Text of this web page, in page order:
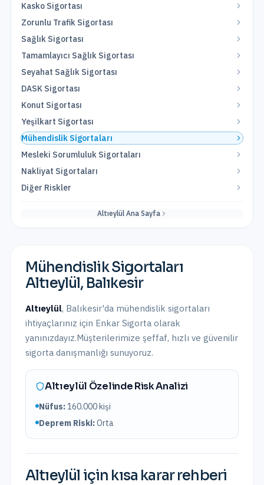
Kasko Sigortası
Zorunlu Trafik Sigortası
Sağlık Sigortası
Tamamlayıcı Sağlık Sigortası
Seyahat Sağlık Sigortası
DASK Sigortası
Konut Sigortası
Yeşilkart Sigortası
Mühendislik Sigortaları
Mesleki Sorumluluk Sigortaları
Nakliyat Sigortaları
Diğer Riskler
AltıeylülAna Sayfa
Mühendislik Sigortaları
Altıeylül, Balıkesir
Altıeylül, Balıkesir'da mühendislik sigortaları
ihtiyaçlarınız için Enkar Sigorta olarak
yanınızdayız.Müşterilerimize şeffaf, hızlı ve güvenilir
sigorta danışmanlığı sunuyoruz.
Altıeylül Özelinde Risk Analizi
Nüfus:160.000kişi
Deprem Riski:Orta
Altıeylül için kısa karar rehberi